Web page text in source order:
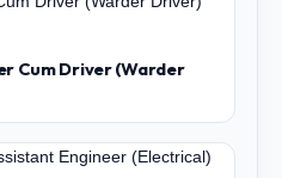
Cum Driver (Warder